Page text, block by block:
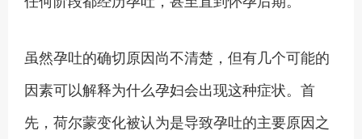
虽然孕吐的确切原因尚不清楚，但有几个可能的
因素可以解释为什么孕妇会出现这种症状。首
先，荷尔蒙变化被认为是导致孕吐的主要原因之